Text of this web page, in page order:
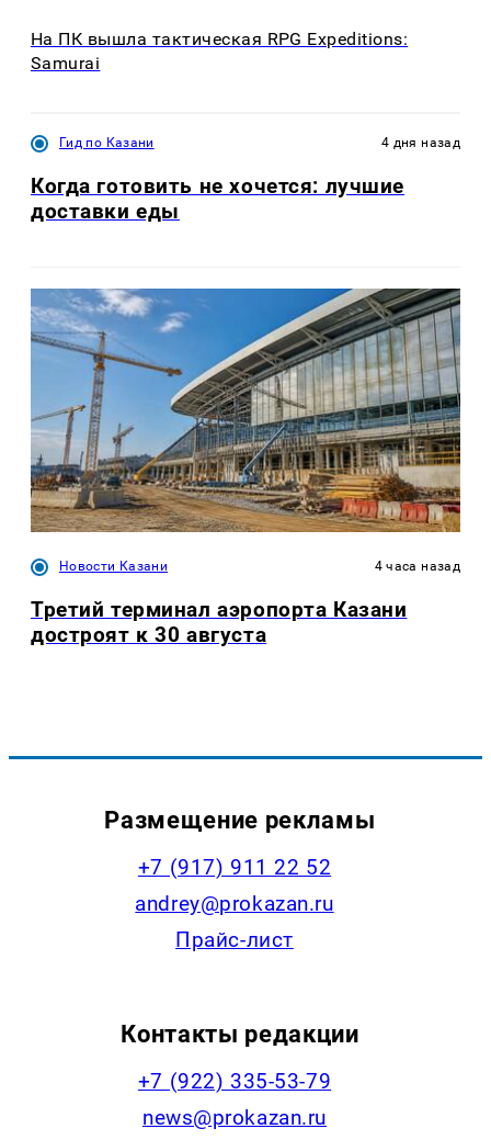
На ПК вышла тактическая RPG Expeditions:
Samurai
Гид по Казани 4 дня назад
Когда готовить не хочется: лучшие
доставки еды
Новости Казани 4 часа назад
Третий терминал аэропорта Казани
достроят к 30 августа
Размещение рекламы
+7 (917) 911 22 52
andrey@prokazan.ru
Прайс-лист
Контакты редакции
+7 (922) 335-53-79
news@prokazan.ru